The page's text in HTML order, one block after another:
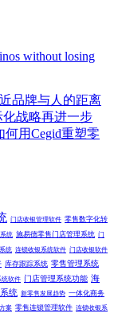
without losing
品牌与人的距离
化战略再进一步
用Cegid重塑零
门店收银管理软件 零售数字化转
统 施易德零售门店管理系统 门
统 连锁收银系统软件 门店收银软件
库存跟踪系统 零售管理系统
统软件 门店管理系统功能 海
统 新零售发展趋势 一体化商务
案 零售连锁管理软件 连锁收银系